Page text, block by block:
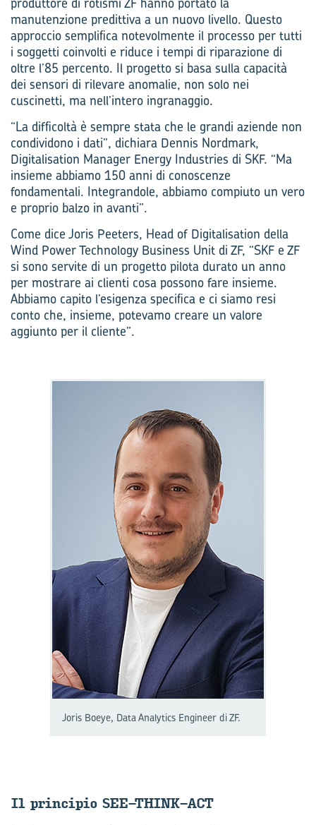
manutenzione predittiva a un nuovo livello. Questo
approccio semplifica notevolmente il processo per tutti
i soggetti coinvolti e riduce i tempi di riparazione di
oltre l’85 percento. Il progetto si basa sulla capacità
dei sensori di rilevare anomalie, non solo nei
cuscinetti, ma nell’intero ingranaggio.
“La difficoltà è sempre stata che le grandi aziende non
condividono i dati”, dichiara Dennis Nordmark,
Digitalisation Manager Energy Industries di SKF. “Ma
insieme abbiamo 150 anni di conoscenze
fondamentali. Integrandole, abbiamo compiuto un vero
e proprio balzo in avanti”.
Come dice Joris Peeters, Head of Digitalisation della
Wind Power Technology Business Unit di ZF, “SKF e ZF
si sono servite di un progetto pilota durato un anno
per mostrare ai clienti cosa possono fare insieme.
Abbiamo capito l’esigenza specifica e ci siamo resi
conto che, insieme, potevamo creare un valore
aggiunto per il cliente”.
Joris Boeye, Data Analytics Engineer di ZF.
Il prin­ci­pio SEE-​THINK-ACT